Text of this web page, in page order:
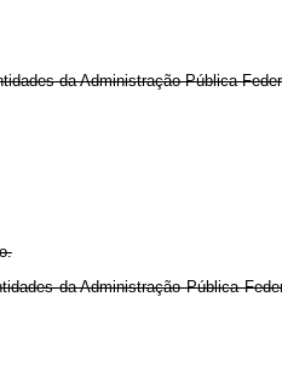
da Administração Pública
da Administração Pública